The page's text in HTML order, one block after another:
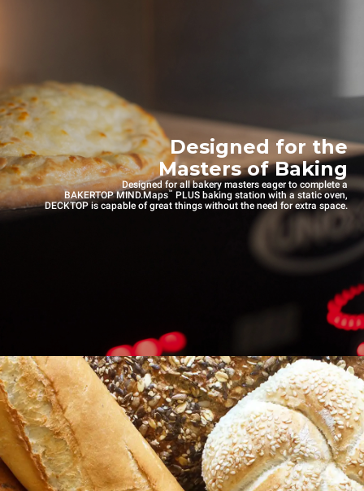
Designed for the
Masters of Baking
Designed for all bakery masters eager to complete a
BAKERTOP MIND.Maps™ PLUS baking station with a static oven,
DECKTOP is capable of great things without the need for extra space.